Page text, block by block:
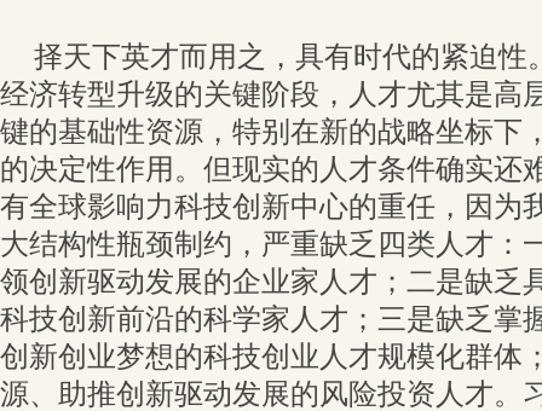
择天下英才而用之，具有时代的紧迫性
经济转型升级的关键阶段，人才尤其是高
键的基础性资源，特别在新的战略坐标下
的决定性作用。但现实的人才条件确实还
有全球影响力科技创新中心的重任，因为
大结构性瓶颈制约，严重缺乏四类人才：
领创新驱动发展的企业家人才；二是缺乏
科技创新前沿的科学家人才；三是缺乏掌
创新创业梦想的科技创业人才规模化群体
源、助推创新驱动发展的风险投资人才。